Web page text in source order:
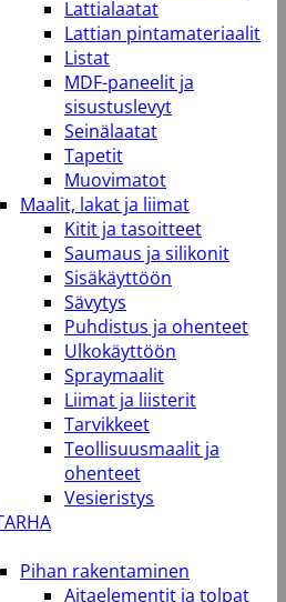
Lattialaatat
Lattian pintamateriaalit
Listat
MDF-paneelit ja
sisustuslevyt
Seinälaatat
Tapetit
Muovimatot
Maalit, lakat ja liimat
Kitit ja tasoitteet
Saumaus ja silikonit
Sisäkäyttöön
Sävytys
Puhdistus ja ohenteet
Ulkokäyttöön
Spraymaalit
Liimat ja liisterit
Tarvikkeet
Teollisuusmaalit ja
ohenteet
Vesieristys
Pihan rakentaminen
Aitaelementit ja tolpat